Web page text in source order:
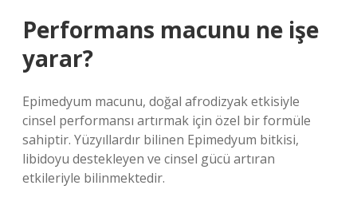
Performans macunu ne işe
yarar?
Epimedyum macunu, doğal afrodizyak etkisiyle
cinsel performansı artırmak için özel bir formüle
sahiptir. Yüzyıllardır bilinen Epimedyum bitkisi,
libidoyu destekleyen ve cinsel gücü artıran
etkileriyle bilinmektedir.